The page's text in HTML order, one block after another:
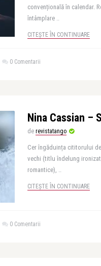
convențională în calendar.
întâmplare ..
CITEȘTE ÎN CONTINUARE
0 Comentarii
Nina Cassian –
de revistatango
Cer îngăduința cititorului
vechi (titlu îndelung
romantice), ..
CITEȘTE ÎN CONTINUARE
0 Comentarii